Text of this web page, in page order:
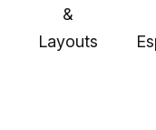
&
Layouts